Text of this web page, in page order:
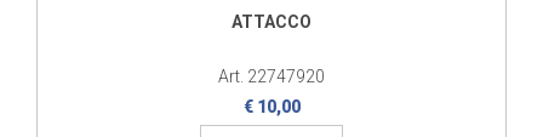
ATTACCO
Art. 22747920
€ 10,00